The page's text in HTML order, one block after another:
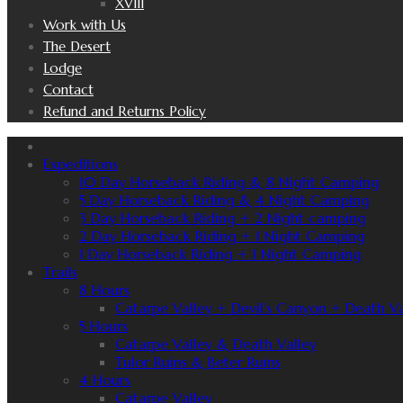
Work with Us
The Desert
Lodge
Contact
Refund and Returns Policy
Expeditions
10 Day Horseback Riding & 8 Night Camping
5 Day Horseback Riding & 4 Night Camping
3 Day Horseback Riding + 2 Night camping
2 Day Horseback Riding + 1 Night Camping
1 Day Horseback Riding + 1 Night Camping
Trails
8 Hours
Catarpe Valley + Devil’s Canyon + Death
5 Hours
Catarpe Valley & Death Valley
Tulor Ruins & Beter Ruins
4 Hours
Catarpe Valley